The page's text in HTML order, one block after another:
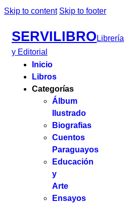
Skip to content Skip to footer
SERVILIBRO Librería
y Editorial
Inicio
Libros
Categorías
Álbum
Ilustrado
Biografias
Cuentos
Paraguayos
Educación
y
Arte
Ensayos